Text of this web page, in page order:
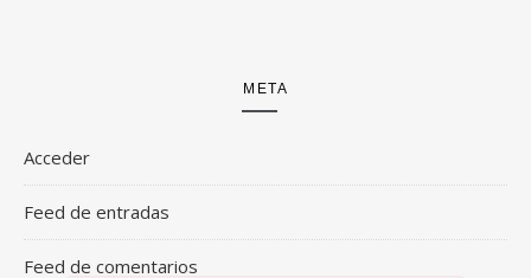
META
Acceder
Feed de entradas
Feed de comentarios